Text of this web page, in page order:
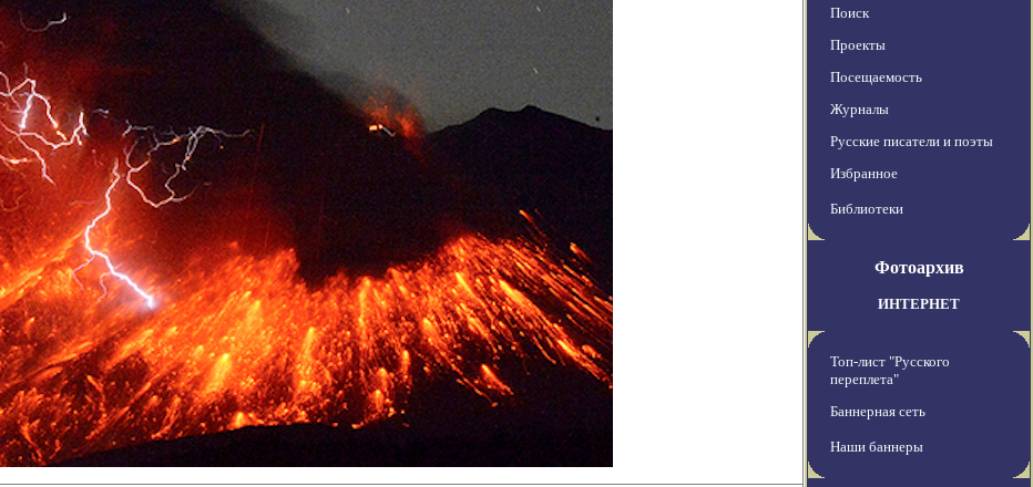
Поиск
Проекты
Посещаемость
Журналы
Русские писатели и поэты
Избранное
Библиотеки
Фотоархив
ИНТЕРНЕТ
Топ-лист "Русского
переплета"
Баннерная сеть
Наши баннеры